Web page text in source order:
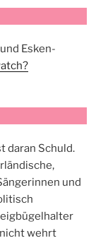
Esken-
daran Schuld.
und
wehrt